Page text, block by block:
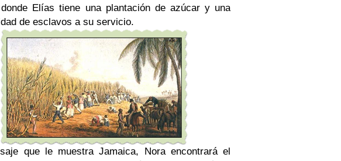
Elías tiene una plantación de azúcar y una
de esclavos a su servicio.
que le muestra Jamaica, Nora encontrará el